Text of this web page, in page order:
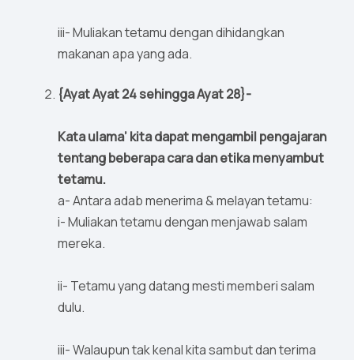
iii- Muliakan tetamu dengan dihidangkan
makanan apa yang ada.
{Ayat Ayat 24 sehingga Ayat 28}-
Kata ulama’ kita dapat mengambil pengajaran
tentang beberapa cara dan etika menyambut
tetamu.
a- Antara adab menerima & melayan tetamu:
i- Muliakan tetamu dengan menjawab salam
mereka.
ii- Tetamu yang datang mesti memberi salam
dulu.
iii- Walaupun tak kenal kita sambut dan terima